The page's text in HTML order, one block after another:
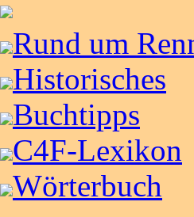
Rund um
Historisches
Buchtipps
C4F-Lexikon
Wörterbuch